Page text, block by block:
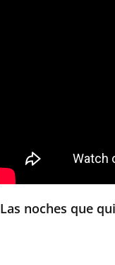
Las noches que